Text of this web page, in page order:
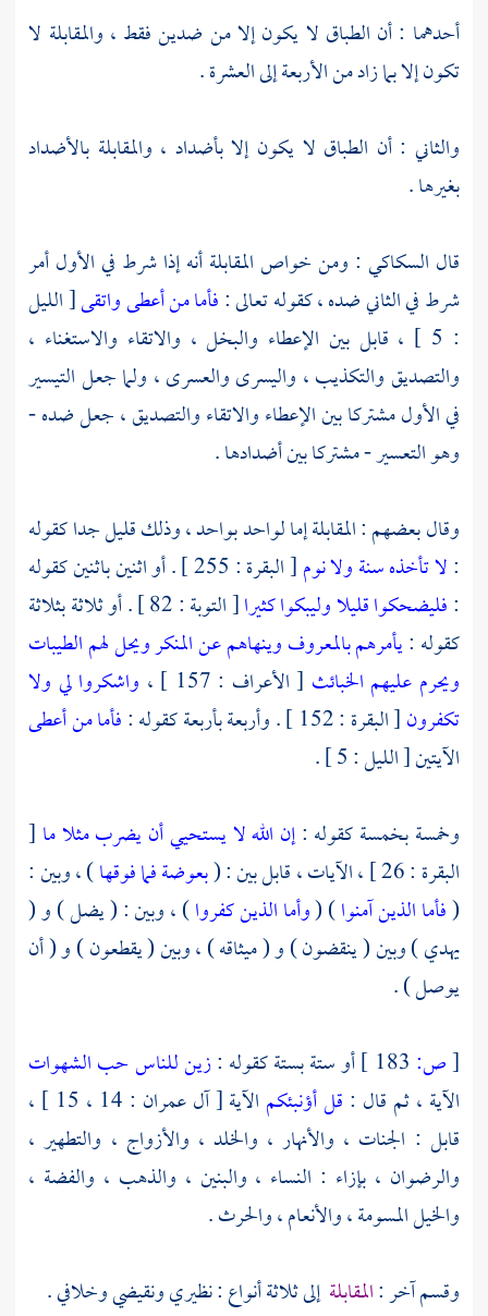
أحدهما : أن الطباق لا يكون إلا من ضدين فقط ، والمقابلة لا
تكون إلا بما زاد من الأربعة إلى العشرة .
والثاني : أن الطباق لا يكون إلا بأضداد ، والمقابلة بالأضداد
بغيرها .
قال السكاكي : ومن خواص المقابلة أنه إذا شرط في الأول أمر
شرط في الثاني ضده ، كقوله تعالى :فأما من أعطى واتقى[ الليل
: 5 ] ، قابل بين الإعطاء والبخل ، والاتقاء والاستغناء ،
والتصديق والتكذيب ، واليسرى والعسرى ، ولما جعل التيسير
في الأول مشتركا بين الإعطاء والاتقاء والتصديق ، جعل ضده -
وهو التعسير - مشتركا بين أضدادها .
وقال بعضهم : المقابلة إما لواحد بواحد ، وذلك قليل جدا كقوله
:لا تأخذه سنة ولا نوم
[ البقرة : 255 ] . أو اثنين باثنين كقوله
:فليضحكوا قليلا وليبكوا كثيرا
[ التوبة : 82 ] . أو ثلاثة بثلاثة
كقوله :يأمرهم بالمعروف وينهاهم عن المنكر ويحل لهم الطيبات
ويحرم عليهم الخبائث [ الأعراف : 157 ] ،
واشكروا لي ولا
تكفرون[ البقرة : 152 ] . وأربعة بأربعة كقوله :
فأما من أعطى
الآيتين [ الليل : 5 ] .
وخمسة بخمسة كقوله :إن الله لا يستحيي أن يضرب مثلا ما [
البقرة : 26 ] ، الآيات ، قابل بين : (
بعوضة فما فوقها) ، وبين :
(فأما الذين آمنوا) (وأما الذين كفروا) ، وبين : ( يضل ) و (
يهدي ) وبين ( ينقضون ) و ( ميثاقه ) ، وبين ( يقطعون ) و ( أن
يوصل ) .
[ص: أو ستة بستة كقوله :زين للناس حب الشهوات
الآية ، ثم قال : قل أؤنبئكم
الآية [ آل عمران : 14 ، 15 ] ،
قابل : الجنات ، والأنهار ، والخلد ، والأزواج ، والتطهير ،
والرضوان ، بإزاء : النساء ، والبنين ، والذهب ، والفضة ،
والخيل المسومة ، والأنعام ، والحرث .
وقسم آخر :المقابلة إلى ثلاثة أنواع : نظيري ونقيضي وخلافي .